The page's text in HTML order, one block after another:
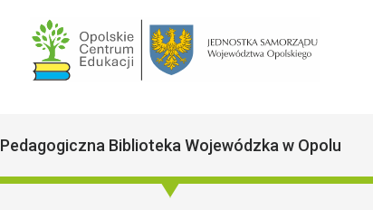
Main
Pedagogiczna Biblioteka Wojewódzka w Opolu